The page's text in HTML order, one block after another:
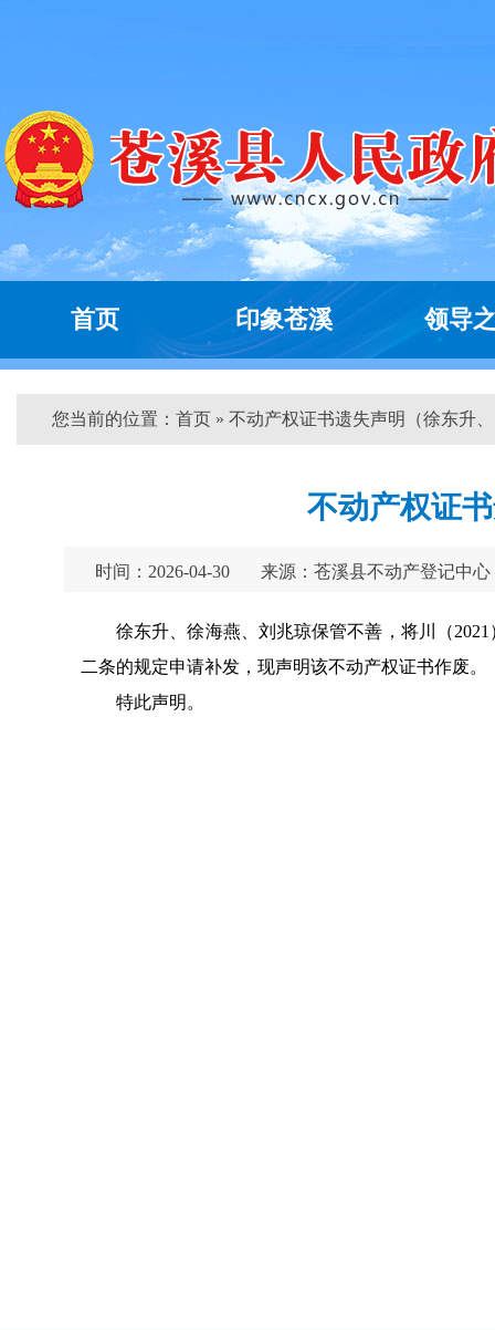
首页 印象苍溪 领导
您当前的位置： 首页 » 不动产权证书遗失声明（徐东升
不动产权证
时间：2026-04-30 来源：苍溪县不动产登记中心
徐东升、徐海燕、刘兆琼保管不善，将川（
二条的规定申请补发，现声明该不动产权证书作废。
特此声明。